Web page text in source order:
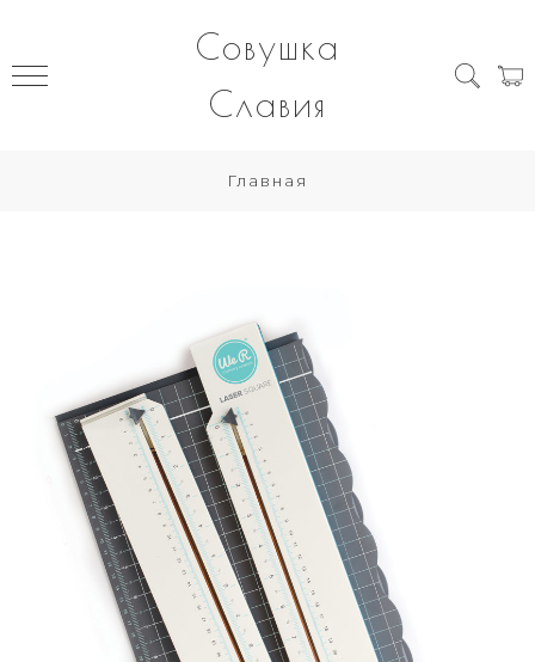
Совушка
Славия
Главная